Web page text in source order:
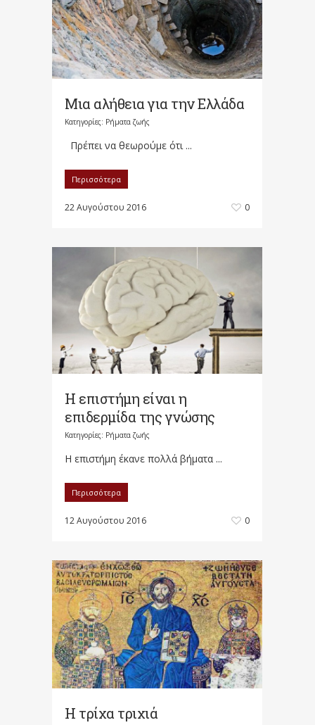
Μια αλήθεια για την Ελλάδα
Κατηγορίες: Ρήματα ζωής
Πρέπει να θεωρούμε ότι ...
Περισσότερα
22 Αυγούστου 2016 0
Η επιστήμη είναι η
επιδερμίδα της γνώσης
Κατηγορίες: Ρήματα ζωής
Η επιστήμη έκανε πολλά βήματα ...
Περισσότερα
12 Αυγούστου 2016 0
Η τρίχα τριχιά